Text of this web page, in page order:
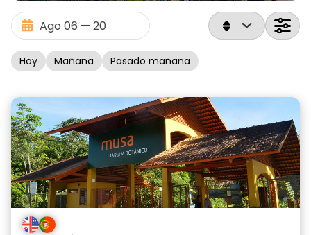
Hoy Mañana Pasado mañana